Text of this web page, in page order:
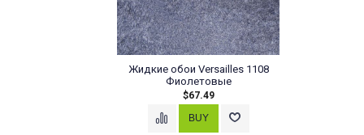
Жидкие обои Versailles 1108
Фиолетовые
$67.49